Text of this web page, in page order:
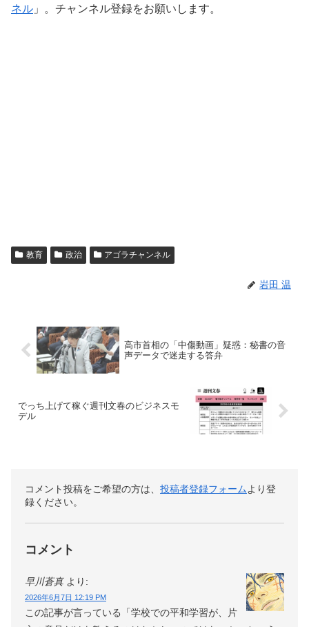
ネル 」。チャンネル登録をお願いします。
教育 政治 アゴラチャンネル
岩田 温
高市首相の「中傷動画」疑惑：秘書の音
声データで迷走する答弁
でっち上げて稼ぐ週刊文春のビジネスモ
デル
コメント投稿をご希望の方は、 投稿者登録フォームより登
録ください。
コメント
早川蒼真 より:
2026年6月7日 12:19 PM
この記事が言っている「学校での平和学習が、片